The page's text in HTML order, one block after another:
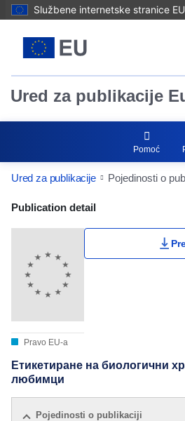
Službene internetske stranice
Ured za publikacije
Pomoć
Ured za publikacije Pojedinosti o
Publication Detail
Publication detail
Pravo EU-a
Етикетиране на биологични
любимци
Pojedinosti o publikaciji